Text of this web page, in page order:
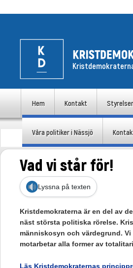
Hoppa till huvudinnehåll
Hoppa till sekundärt innehåll
Hem Kontakt
Våra politiker i Nässjö
Vad vi står för!
Lyssna på texten
Kristdemokraterna är en del av
näst största politiska rörelse.
människosyn och värdegrund.
motarbetar alla former av
Läs Kristdemokraternas